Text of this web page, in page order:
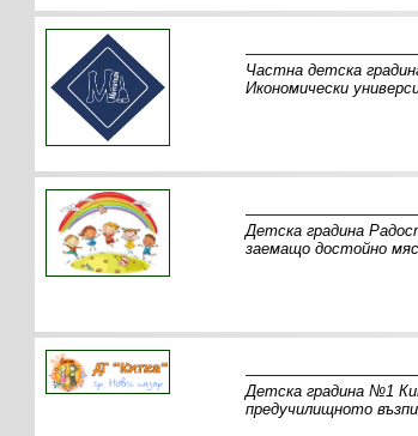
Частна детска
Икономически
Детска градина
заемащо достойно
Детска градина №1
предучилищното